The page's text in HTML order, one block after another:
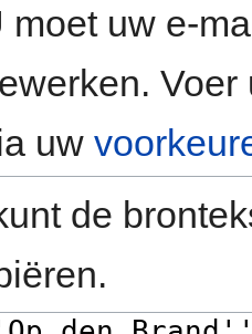
moet uw e-
uw
de